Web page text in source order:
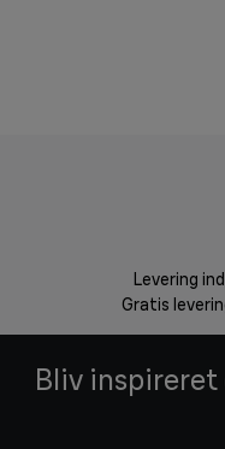
Levering
Gratis
Bliv